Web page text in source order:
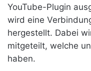
YouTube-Plugin
wird eine
hergestellt. Dabei
mitgeteilt, welche
haben.